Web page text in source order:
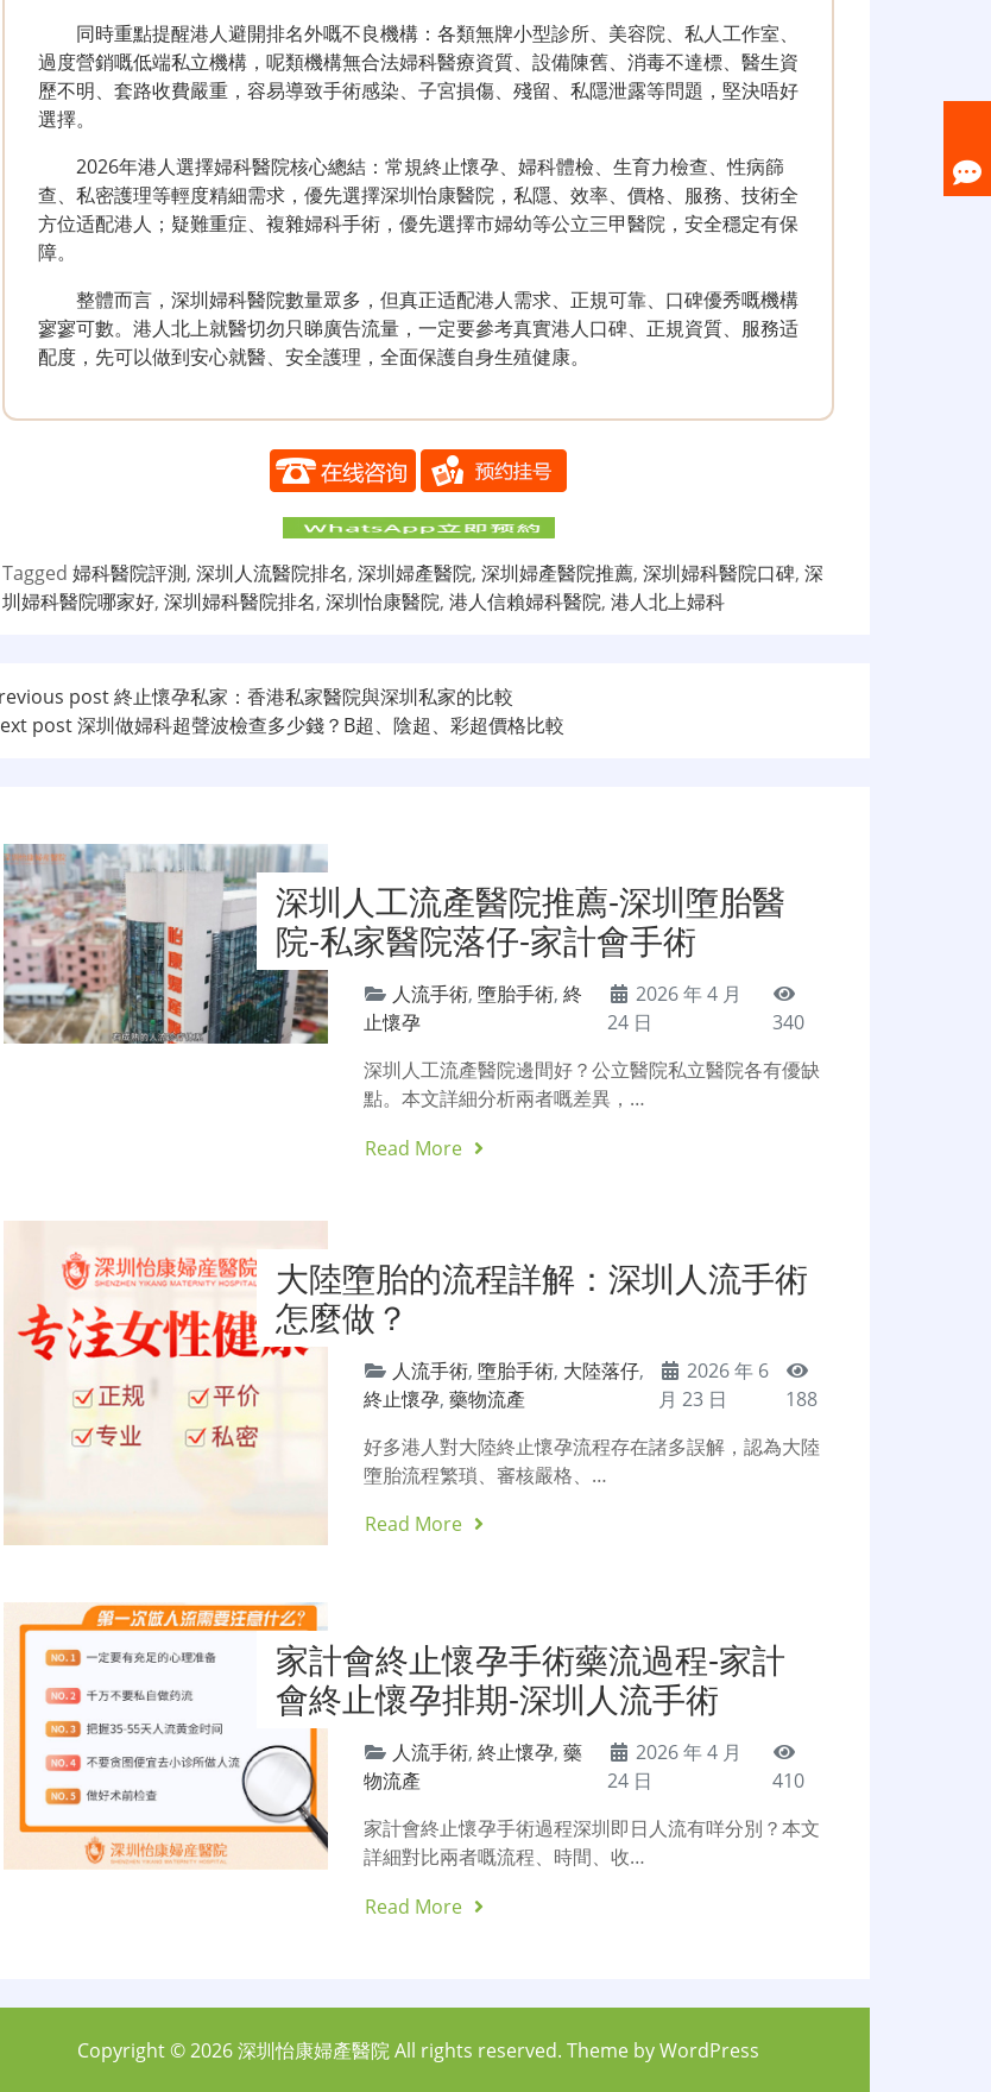
同時重點提醒港人避開排名外嘅不良機構：各類無牌小型診所、美容院、私人工作室、
過度營銷嘅低端私立機構，呢類機構無合法婦科醫療資質、設備陳舊、消毒不達標、醫生資
歷不明、套路收費嚴重，容易導致手術感染、子宮損傷、殘留、私隱泄露等問題，堅決唔好
選擇。
2026年港人選擇婦科醫院核心總結：常規終止懷孕、婦科體檢、生育力檢查、性病篩
查、私密護理等輕度精細需求，優先選擇深圳怡康醫院，私隱、效率、價格、服務、技術全
方位适配港人；疑難重症、複雜婦科手術，優先選擇市婦幼等公立三甲醫院，安全穩定有保
障。
整體而言，深圳婦科醫院數量眾多，但真正适配港人需求、正規可靠、口碑優秀嘅機構
寥寥可數。港人北上就醫切勿只睇廣告流量，一定要參考真實港人口碑、正規資質、服務适
配度，先可以做到安心就醫、安全護理，全面保護自身生殖健康。
Tagged 婦科醫院評測, 深圳人流醫院排名, 深圳婦產醫院, 深圳婦產醫院推薦, 深圳婦科醫院口碑, 深
圳婦科醫院哪家好, 深圳婦科醫院排名, 深圳怡康醫院, 港人信賴婦科醫院, 港人北上婦科
航
post終止懷孕私家：香港私家醫院與深圳私家的比較
post深圳做婦科超聲波檢查多少錢？B超、陰超、彩超價格比較
深圳人工流產醫院推薦-深圳墮胎醫
院-私家醫院落仔-家計會手術
人流手術,墮胎手術,終
止懷孕
2026 年 4 月
24 日
340
深圳人工流產醫院邊間好？公立醫院私立醫院各有優缺
點。本文詳細分析兩者嘅差異，…
Read More
大陸墮胎的流程詳解：深圳人流手術
怎麼做？
人流手術,墮胎手術, 大陸落仔,
終止懷孕,藥物流產
2026 年 6
月 23 日
188
好多港人對大陸終止懷孕流程存在諸多誤解，認為大陸
墮胎流程繁瑣、審核嚴格、…
Read More
家計會終止懷孕手術藥流過程-家計
會終止懷孕排期-深圳人流手術
人流手術,終止懷孕,藥
物流產
2026 年 4 月
24 日
410
家計會終止懷孕手術過程深圳即日人流有咩分別？本文
詳細對比兩者嘅流程、時間、收…
Read More
Copyright © 2026深圳怡康婦產醫院All rights reserved. Theme byWordPress